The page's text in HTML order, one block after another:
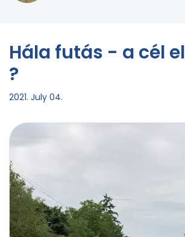
Hála futás - a cél
?
2021. July 04.